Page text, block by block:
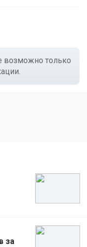
возможно только
за